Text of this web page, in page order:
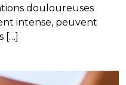
douloureuses
intense, peuvent
[…]